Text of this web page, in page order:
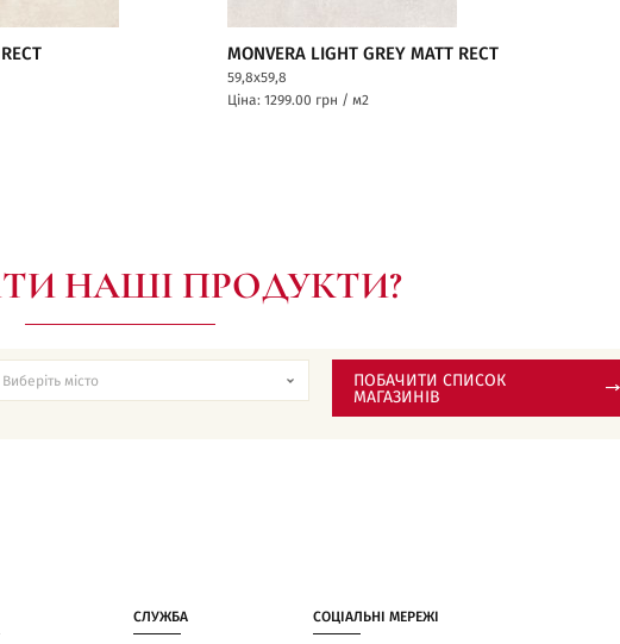
MONVERA LIGHT GREY MATT RECT
59,8x59,8
Ціна: 1299.00 грн / м2
НАШІ ПРОДУКТИ?
ПОБАЧИТИ СПИСОК
МАГАЗИНІВ
СЛУЖБА СОЦІАЛЬНІ МЕРЕЖІ